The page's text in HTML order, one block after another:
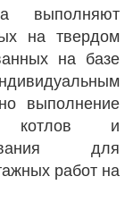
выполняют
на твердом
на базе
выполнение
котлов и
для
работ на